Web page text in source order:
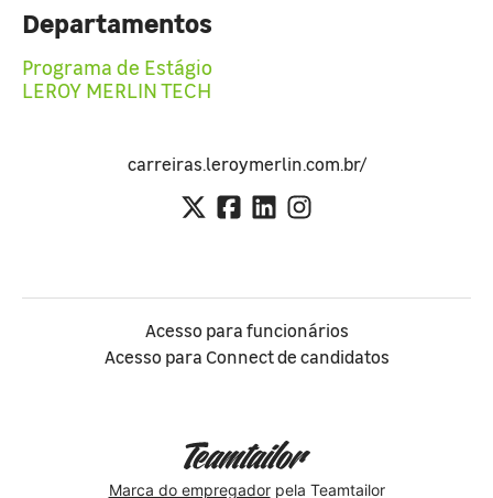
Departamentos
Programa de Estágio
LEROY MERLIN TECH
carreiras.leroymerlin.com.br/
Acesso para funcionários
Acesso para Connect de candidatos
Marca do empregadorpela Teamtailor